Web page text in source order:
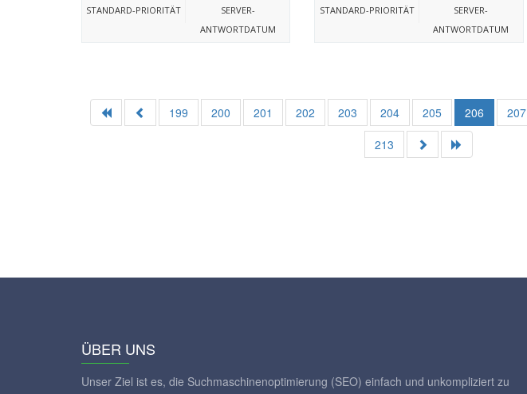
STANDARD-PRIORITÄT
SERVER-
ANTWORTDATUM
STANDARD-PRIORITÄT
SERVER-
ANTWORTDATUM
199 200 201 202 203 204 205 206 207
213
ÜBER UNS
Unser Ziel ist es, die Suchmaschinenoptimierung (SEO) einfach und unkompliziert zu